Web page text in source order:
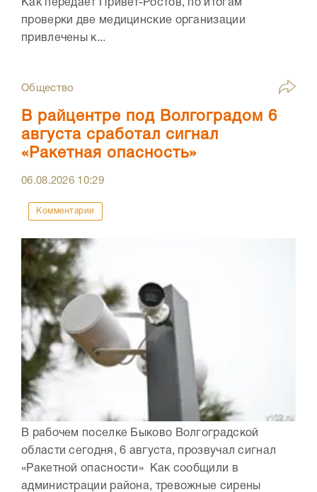
Как передает Привет-Ростов, по итогам
проверки две медицинские организации
привлечены к...
Общество
В райцентре под Волгоградом 6
августа сработал сигнал
«Ракетная опасность»
06.08.2026 10:29
Комментарии
В рабочем поселке Быково Волгоградской
области сегодня, 6 августа, прозвучал сигнал
«Ракетной опасности» Как сообщили в
администрации района, тревожные сирены